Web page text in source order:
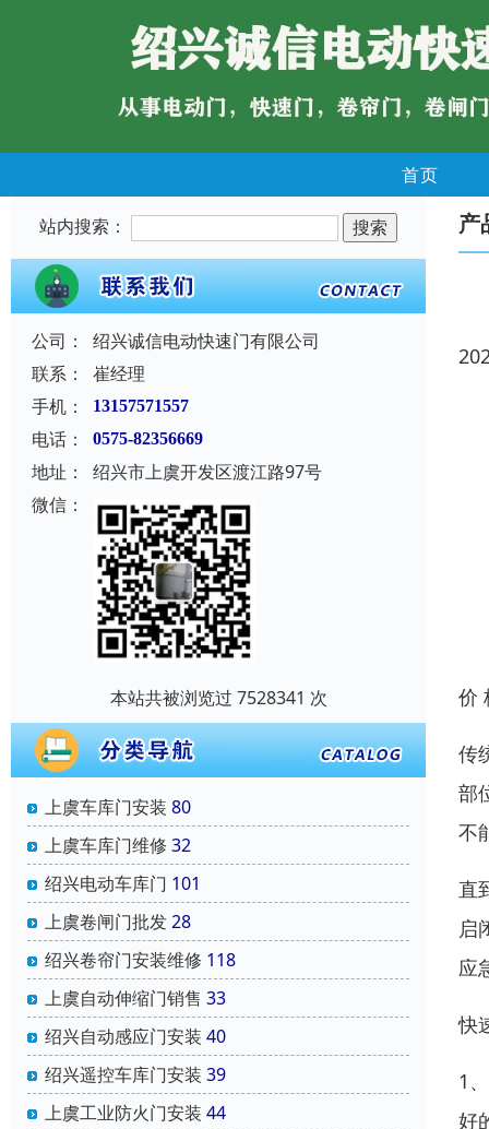
首页
站内搜索：
公司：
绍兴诚信电动快速门有限公司
联系：
崔经理
手机：
13157571557
电话： 0575-82356669
地址：
绍兴市上虞开发区渡江路97号
微信：
本站共被浏览过 7528341 次
上虞车库门安装 80
上虞车库门维修 32
绍兴电动车库门 101
上虞卷闸门批发28
绍兴卷帘门安装维修 118
上虞自动伸缩门销售 33
绍兴自动感应门安装 40
绍兴遥控车库门安装 39
上虞工业防火门安装 44
产
价
传
部
不
直
启
应
快
1
好